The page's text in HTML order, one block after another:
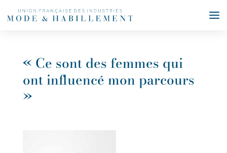
« Ce sont des femmes qui
ont influencé mon parcours
»